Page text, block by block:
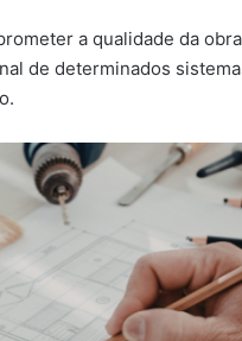
a qualidade da
de determinados